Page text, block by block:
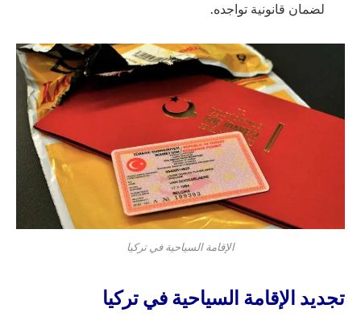
لضمان قانونية تواجده.
الإقامة السياحية في تركيا
تجديد الإقامة السياحية في تركيا